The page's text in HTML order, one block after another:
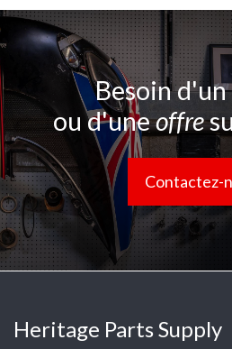
Besoin d'un
ou d'uneoffre
Contactez-
Heritage Parts Supply